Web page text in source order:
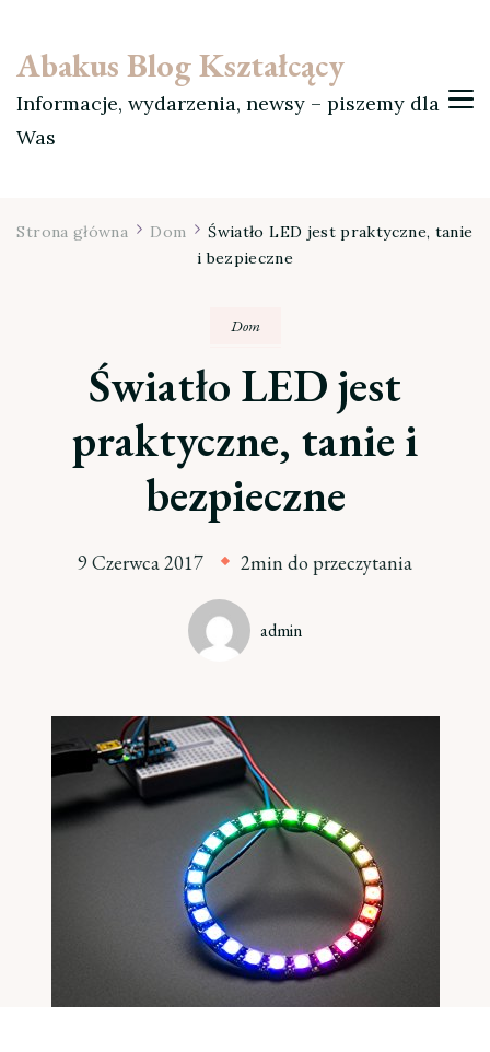
Abakus Blog Kształcący
Informacje, wydarzenia, newsy – piszemy dla
Was
Strona główna Dom
Światło LED jest praktyczne, tanie
i bezpieczne
Dom
Światło LED jest
praktyczne, tanie i
bezpieczne
9 Czerwca 2017 2min do przeczytania
admin